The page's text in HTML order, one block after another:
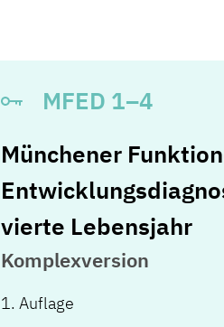
MFED 1–4
Münchener
vierte Lebensjahr
Komplexversion
1. Auflage